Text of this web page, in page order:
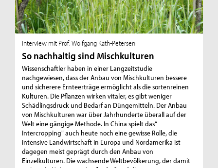
Interview mit Prof. Wolfgang Kath-Petersen
So nachhaltig sind Mischkulturen
Wissenschaftler haben in einer Langzeitstudie
nachgewiesen, dass der Anbau von Mischkulturen bessere
und sicherere Ernteerträge ermöglicht als die sortenreinen
Kulturen. Die Pflanzen wirken vitaler, es gibt weniger
Schädlingsdruck und Bedarf an Düngemitteln. Der Anbau
von Mischkulturen war über Jahrhunderte überall auf der
Welt eine gängige Methode. In China spielt das“
Intercropping" auch heute noch eine gewisse Rolle, die
intensive Landwirtschaft in Europa und Nordamerika ist
dagegen meist geprägt durch den Anbau von
Einzelkulturen. Die wachsende Weltbevölkerung, der damit